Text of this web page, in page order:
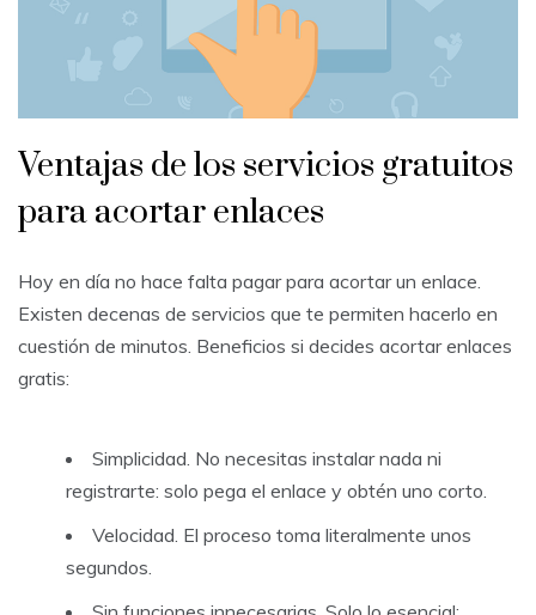
Ventajas de los servicios gratuitos
para acortar enlaces
Hoy en día no hace falta pagar para acortar un enlace.
Existen decenas de servicios que te permiten hacerlo en
cuestión de minutos. Beneficios si decides acortar enlaces
gratis:
Simplicidad. No necesitas instalar nada ni
registrarte: solo pega el enlace y obtén uno corto.
Velocidad. El proceso toma literalmente unos
segundos.